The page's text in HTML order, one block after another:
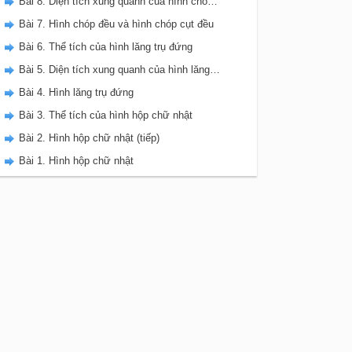
Bài 7. Hình chóp đều và hình chóp cụt đều
Bài 6. Thể tích của hình lăng trụ đứng
Bài 5. Diện tích xung quanh của hình lăng trụ đứng
Bài 4. Hình lăng trụ đứng
Bài 3. Thể tích của hình hộp chữ nhật
Bài 2. Hình hộp chữ nhật (tiếp)
Bài 1. Hình hộp chữ nhật